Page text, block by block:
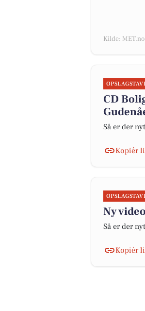
Kilde: MET.no
CD
Så er der
Kopiér
Ny
Så er der
Kopiér